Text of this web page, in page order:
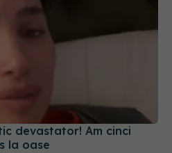
devastator! Am cinci
la oase